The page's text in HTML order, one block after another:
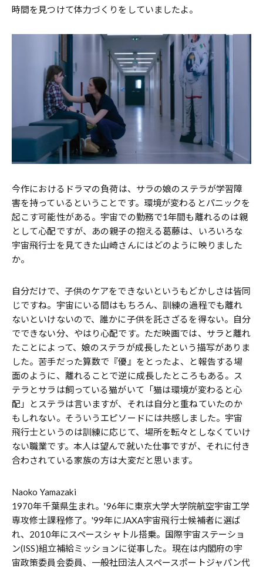
時間を見つけて体力づくりをしていましたよ。
――今作におけるドラマの負荷は、サラの娘のステラが学習障
害を持っているということです。環境が変わるとパニックを
起こす可能性がある。宇宙での勤務で1年間も離れるのは親
として心配ですが、あの親子の抱える葛藤は、いろいろな
宇宙飛行士を見てきた山崎さんにはどのように映りました
か。
自分だけで、子供のケアをできないというもどかしさは皆同
じですね。宇宙にいる間はもちろん、訓練の過程でも離れ
ないといけないので、誰かに子供を託さざるを得ない。自分
でできない分、やはり心配です。ただ映画では、サラと離れ
たことによって、娘のステラが成長したという描写がありま
した。苦手だった算数で『優』をとったよ、と報告する場
面のように、離れることで逆に成長したところもある。ス
テラとサラは飼っている猫がいて「猫は環境が変わると心
配」とステラは言いますが、それは自分と重ねていたのか
もしれない。そういうエピソードには共感しました。宇宙
飛行士というのは訓練に応じて、場所を転々としなくていけ
ない職業です。本人は望んで就いた仕事ですが、それに付き
合わされている家族の方は大変だと思います。
Naoko Yamazaki
1970年千葉県生まれ。'96年に東京大学大学院航空宇宙工学
専攻修士課程修了。'99年にJAXA宇宙飛行士候補者に選ば
れ、2010年にスペースシャトル搭乗。国際宇宙ステーショ
ン(ISS)組立補給ミッションに従事した。現在は内閣府の宇
宙政策委員会委員、一般社団法人スペースポートジャパン代